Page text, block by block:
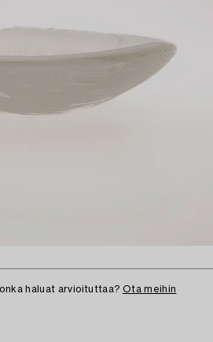
haluat arvioituttaa? Ota meihin